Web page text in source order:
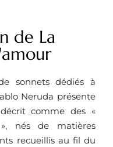
de La
sonnets dédiés à
Neruda présente
comme des «
nés de matières
recueillis au fil du